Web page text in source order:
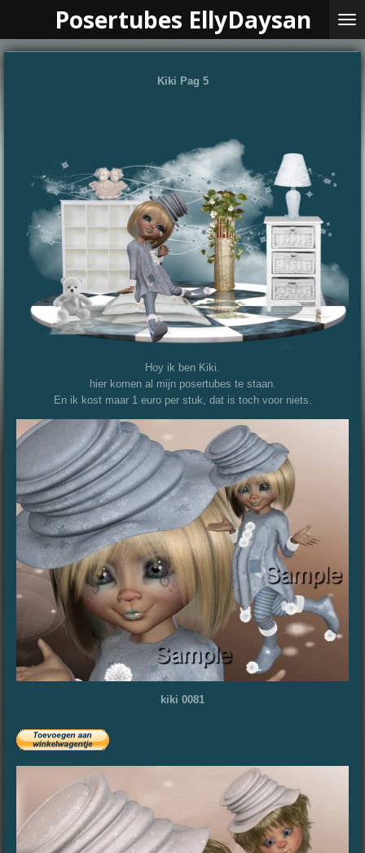
naar
Posertubes EllyDaysan
Kiki Pag 5
Hoy ik ben Kiki.
hier komen al mijn posertubes te staan.
En ik kost maar 1 euro per stuk, dat is toch voor niets.
kiki 0081